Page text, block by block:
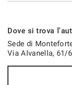
36 Mesi
Dove si trova
Sede di
Via Alvanella, 61/